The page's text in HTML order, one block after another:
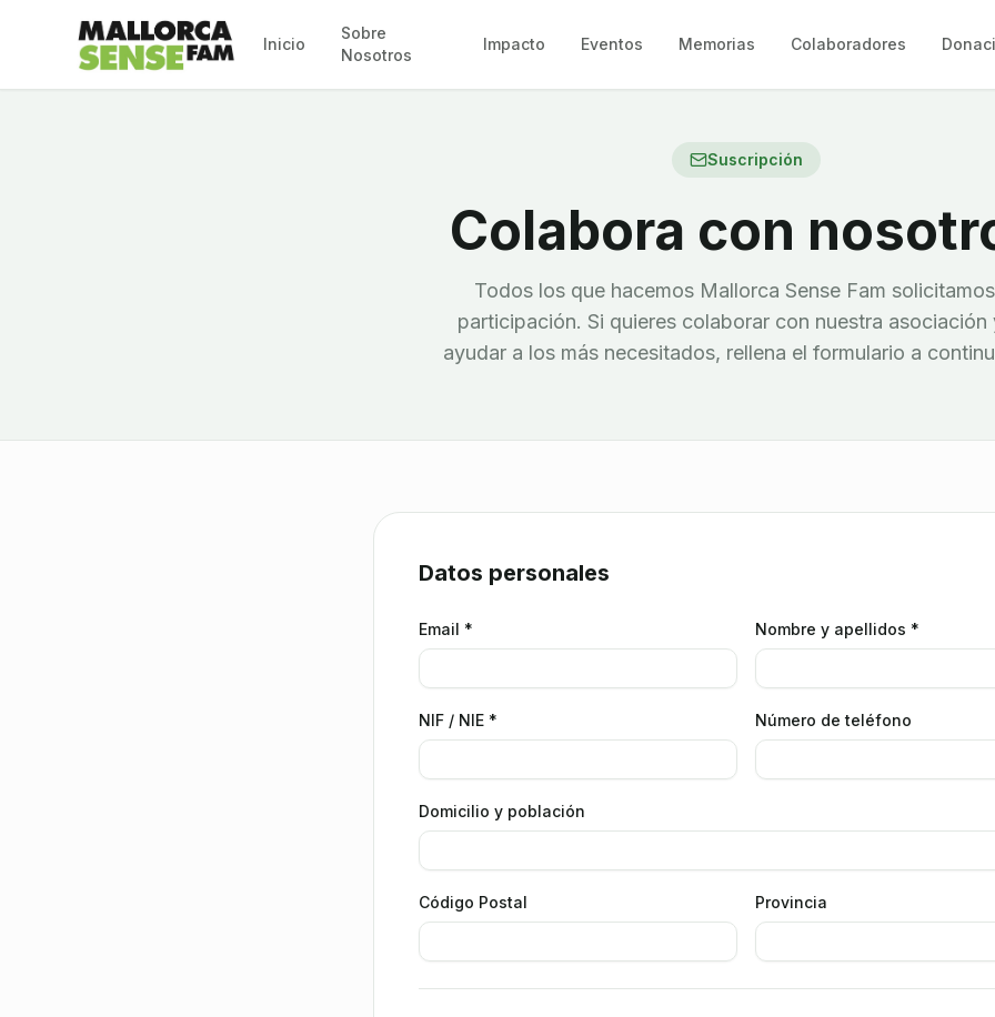
Inicio
Sobre
Nosotros
Impacto Eventos Memorias Colaboradores
Suscripción
Colabora con
Todos los que hacemos Mallorca Sense Fam
participación. Si quieres colaborar con nuestra asociación
ayudar a los más necesitados, rellena el formulario a
Datos personales
Email * Nombre y apellidos *
NIF / NIE * Número de teléfono
Domicilio y población
Código Postal Provincia